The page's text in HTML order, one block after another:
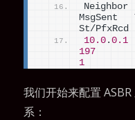
MsgSent
St/PfxRcd
10.0 .0.1
197
1
我们开始来配置
系：